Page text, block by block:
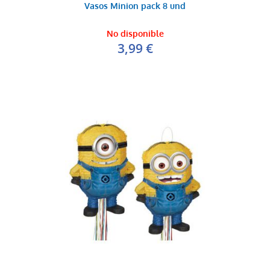
Vasos Minion pack 8 und
No disponible
3,99 €